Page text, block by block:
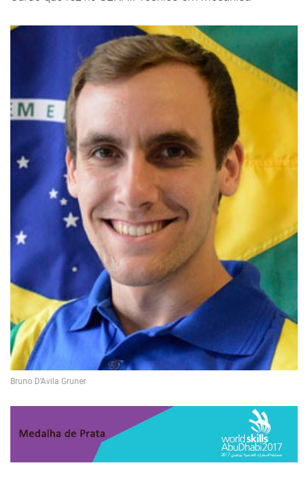
Bruno D’Avila Gruner